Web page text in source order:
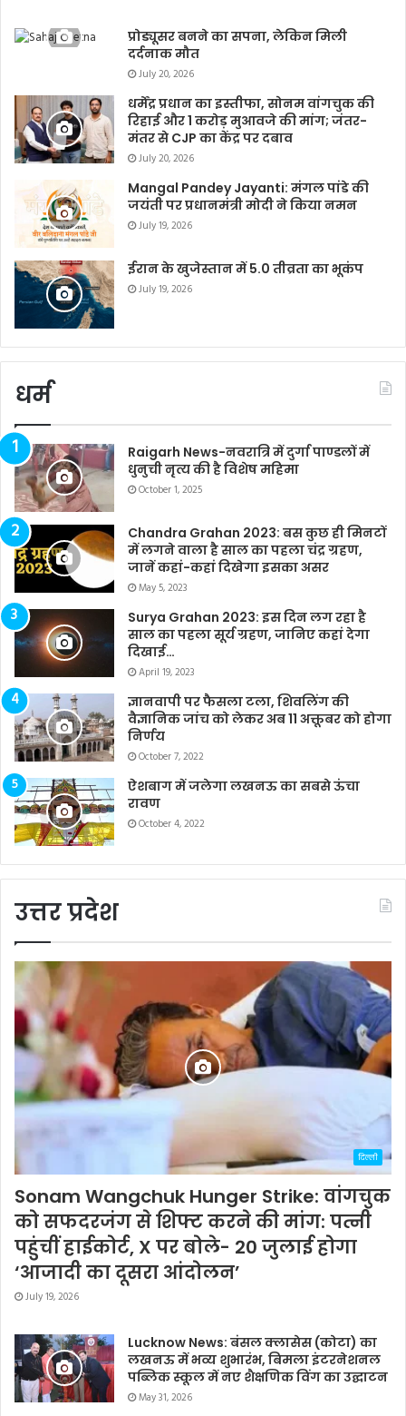
प्रोड्यूसर बनने का सपना, लेकिन मिली
दर्दनाक मौत
July 20, 2026
धर्मेंद्र प्रधान का इस्तीफा, सोनम वांगचुक की
रिहाई और 1 करोड़ मुआवजे की मांग; जंतर-
मंतर से CJP का केंद्र पर दबाव
July 20, 2026
Mangal Pandey Jayanti: मंगल पांडे की
जयंती पर प्रधानमंत्री मोदी ने किया नमन
July 19, 2026
ईरान के खुजेस्तान में 5.0 तीव्रता का भूकंप
July 19, 2026
धर्म
Raigarh News-नवरात्रि में दुर्गा पाण्डलों में
धुनुची नृत्य की है विशेष महिमा
October 1, 2025
Chandra Grahan 2023: बस कुछ ही मिनटों
में लगने वाला है साल का पहला चंद्र ग्रहण,
जानें कहां-कहां दिखेगा इसका असर
May 5, 2023
Surya Grahan 2023: इस दिन लग रहा है
साल का पहला सूर्य ग्रहण, जानिए कहां देगा
दिखाई…
April 19, 2023
ज्ञानवापी पर फैसला टला, शिवलिंग की
वैज्ञानिक जांच को लेकर अब 11 अक्तूबर को होगा
निर्णय
October 7, 2022
ऐशबाग में जलेगा लखनऊ का सबसे ऊंचा
रावण
October 4, 2022
उत्तर प्रदेश
दिल्ली
Sonam Wangchuk Hunger Strike: वांगचुक
को सफदरजंग से शिफ्ट करने की मांग: पत्नी
पहुंचीं हाईकोर्ट, X पर बोले- 20 जुलाई होगा
‘आजादी का दूसरा आंदोलन’
July 19, 2026
Lucknow News: बंसल क्लासेस (कोटा) का
लखनऊ में भव्य शुभारंभ, बिमला इंटरनेशनल
पब्लिक स्कूल में नए शैक्षणिक विंग का उद्घाटन
May 31, 2026